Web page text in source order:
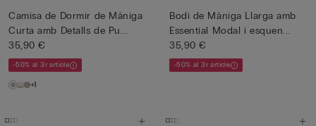
Camisa de Dormir de Màniga
Curta amb Detalls de Pu...
35,90 €
-50% al 3r article
+1
Bodi de Màniga Llarga amb
Essential Modal i esquen...
35,90 €
-50% al 3r article